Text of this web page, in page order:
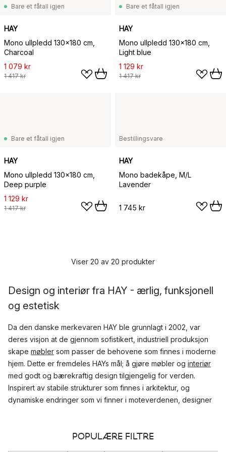
Bare et fåtall igjen
HAY
Mono ullpledd 130x180 cm,
Charcoal
1 079 kr
1 417 kr
Bare et fåtall igjen
HAY
Mono ullpledd 130x180 cm,
Light blue
1 129 kr
1 417 kr
Bare et fåtall igjen
HAY
Mono ullpledd 130x180 cm,
Deep purple
1 129 kr
1 417 kr
Bestillingsvare
HAY
Mono badekåpe, M/L
Lavender
1 745 kr
Viser 20 av 20 produkter
Design og interiør fra HAY - ærlig, funksjonell
og estetisk
Da den danske merkevaren HAY ble grunnlagt i 2002, var
deres visjon at de gjennom sofistikert, industriell produksjon
skape møbler som passer de behovene som finnes i moderne
hjem. Dette er fremdeles HAYs mål; å gjøre møbler og interiør
med godt og bærekraftig design tilgjengelig for verden.
Inspirert av stabile strukturer som finnes i arkitektur, og
dynamiske endringer som vi finner i moteverdenen, designer
I tillegg til møbler og interiør, sompufferogtepper
POPULÆRE FILTRE